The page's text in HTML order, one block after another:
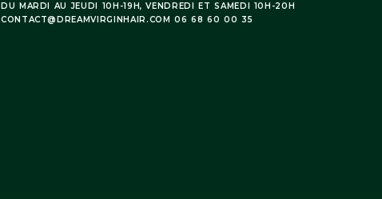
DU MARDI AU JEUDI 10H-19H, VENDREDI ET SAMEDI 10H-20H
CONTACT@DREAMVIRGINHAIR.COM 06 68 60 00 35